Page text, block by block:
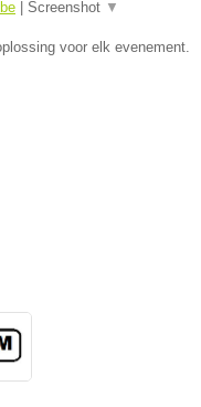
Screenshot ▼
voor elk evenement.